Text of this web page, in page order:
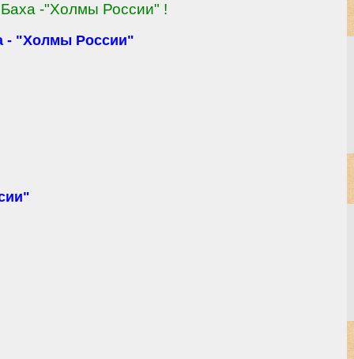
-"Холмы России" !
- "Холмы России"